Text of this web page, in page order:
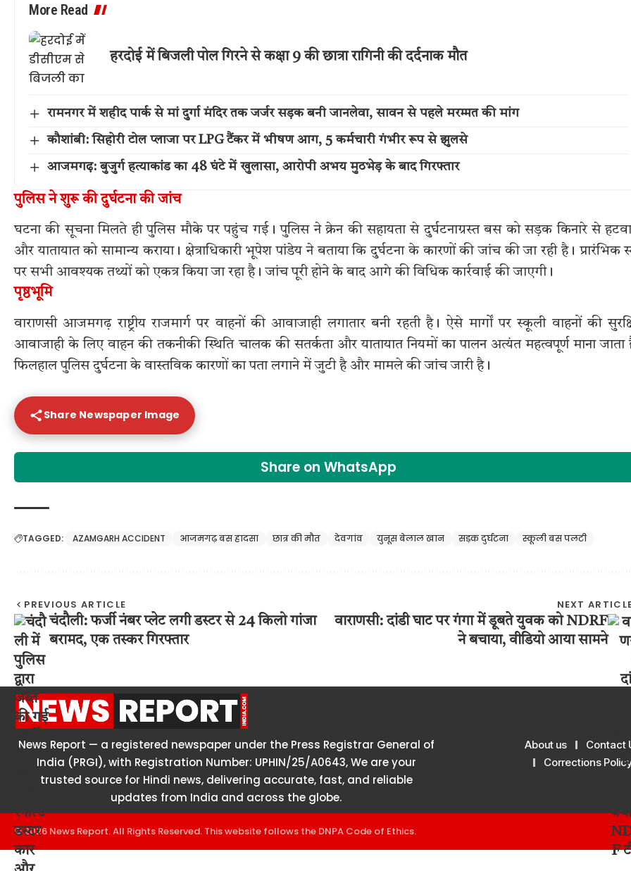
More Read
हरदोई में बिजली पोल गिरने से कक्षा 9 की छात्रा रागिनी की दर्दनाक मौत
रामनगर में शहीद पार्क से मां दुर्गा मंदिर तक जर्जर सड़क बनी जानलेवा, सावन से पहले मरम्मत की मांग
कौशांबी: सिहोरी टोल प्लाजा पर LPG टैंकर में भीषण आग, 5 कर्मचारी गंभीर रूप से झुलसे
आजमगढ़: बुजुर्ग हत्याकांड का 48 घंटे में खुलासा, आरोपी अभय मुठभेड़ के बाद गिरफ्तार
पुलिस ने शुरू की दुर्घटना की जांच
घटना की सूचना मिलते ही पुलिस मौके पर पहुंच गई। पुलिस ने क्रेन की सहायता से दुर्घटनाग्रस्त बस को सड़क किनारे से
और यातायात को सामान्य कराया। क्षेत्राधिकारी भूपेश पांडेय ने बताया कि दुर्घटना के कारणों की जांच की जा रही है। प्रारंभिक
पर सभी आवश्यक तथ्यों को एकत्र किया जा रहा है। जांच पूरी होने के बाद आगे की विधिक कार्रवाई की जाएगी।
पृष्ठभूमि
वाराणसी आजमगढ़ राष्ट्रीय राजमार्ग पर वाहनों की आवाजाही लगातार बनी रहती है। ऐसे मार्गों पर स्कूली वाहनों की
आवाजाही के लिए वाहन की तकनीकी स्थिति चालक की सतर्कता और यातायात नियमों का पालन अत्यंत महत्वपूर्ण माना जाता
फिलहाल पुलिस दुर्घटना के वास्तविक कारणों का पता लगाने में जुटी है और मामले की जांच जारी है।
Share Newspaper Image
Share on WhatsApp
TAGGED: AZAMGARH ACCIDENT आजमगढ़ बस हादसा छात्र की मौत देवगांव युनूस बेलाल खान सड़क दुर्घटना स्कूली बस पलटी
PREVIOUS ARTICLE
चंदौली: फर्जी नंबर प्लेट लगी डस्टर से 24 किलो गांजा
बरामद, एक तस्कर गिरफ्तार
NEXT
वाराणसी: दांडी घाट पर गंगा में डूबते युवक को NDRF
ने बचाया, वीडियो आया सामने
News Report — a registered newspaper under the Press Registrar General of
India (PRGI), with Registration Number: UPHIN/25/A0643, We are your
trusted source for Hindi news, delivering accurate, fast, and reliable
updates from India and across the globe.
About us Contact
Corrections
© 2026 News Report. All Rights Reserved. This website follows the DNPA Code of Ethics.